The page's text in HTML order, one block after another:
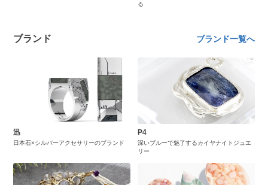
る
ブランド ブランド一覧へ
迅
日本石×シルバーアクセサリーのブランド
P4
深いブルーで魅了するカイヤナイトジュエ
リー